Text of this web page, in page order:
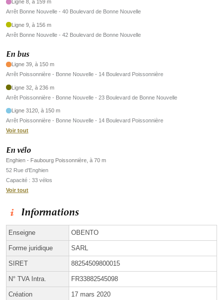
Ligne 8, à 159 m
Arrêt Bonne Nouvelle - 40 Boulevard de Bonne Nouvelle
Ligne 9, à 156 m
Arrêt Bonne Nouvelle - 42 Boulevard de Bonne Nouvelle
En bus
Ligne 39, à 150 m
Arrêt Poissonnière - Bonne Nouvelle - 14 Boulevard Poissonnière
Ligne 32, à 236 m
Arrêt Poissonnière - Bonne Nouvelle - 23 Boulevard de Bonne Nouvelle
Ligne 3120, à 150 m
Arrêt Poissonnière - Bonne Nouvelle - 14 Boulevard Poissonnière
Voir tout
En vélo
Enghien - Faubourg Poissonnière, à 70 m
52 Rue d'Enghien
Capacité : 33 vélos
Voir tout
Informations
Enseigne OBENTO
Forme juridique SARL
SIRET 88254509800015
N° TVA Intra. FR33882545098
Création 17 mars 2020